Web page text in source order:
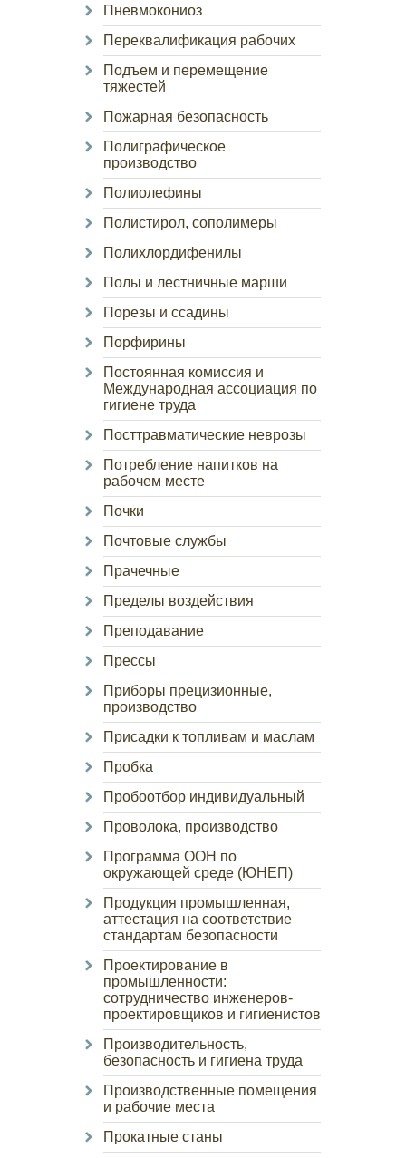
Пневмокониоз
Переквалификация рабочих
Подъем и перемещение
тяжестей
Пожарная безопасность
Полиграфическое
производство
Полиолефины
Полистирол, сополимеры
Полихлордифенилы
Полы и лестничные марши
Порезы и ссадины
Порфирины
Постоянная комиссия и
Международная ассоциация по
гигиене труда
Посттравматические неврозы
Потребление напитков на
рабочем месте
Почки
Почтовые службы
Прачечные
Пределы воздействия
Преподавание
Прессы
Приборы прецизионные,
производство
Присадки к топливам и маслам
Пробка
Пробоотбор индивидуальный
Проволока, производство
Программа ООН по
окружающей среде (ЮНЕП)
Продукция промышленная,
аттестация на соответствие
стандартам безопасности
Проектирование в
промышленности:
сотрудничество инженеров-
проектировщиков и гигиенистов
Производительность,
безопасность и гигиена труда
Производственные помещения
и рабочие места
Прокатные станы